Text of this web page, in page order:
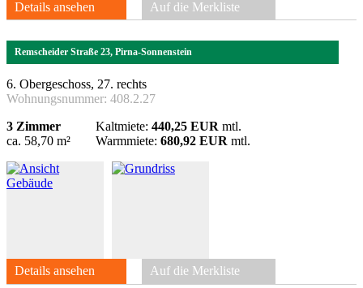
Details ansehen Auf die Merkliste
Remscheider Straße 23, Pirna-Sonnenstein
6. Obergeschoss, 27. rechts
Wohnungsnummer: 408.2.27
3 Zimmer
ca. 58,70 m²
Kaltmiete: 440,25 EUR mtl.
Warmmiete: 680,92 EUR mtl.
Details ansehen Auf die Merkliste